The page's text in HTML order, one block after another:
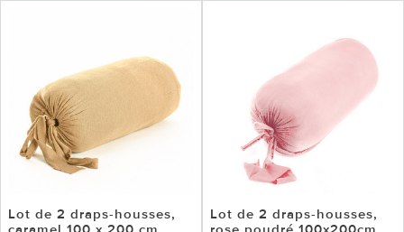
Lot de 2 draps-housses,
Lot de 2 draps-housses,